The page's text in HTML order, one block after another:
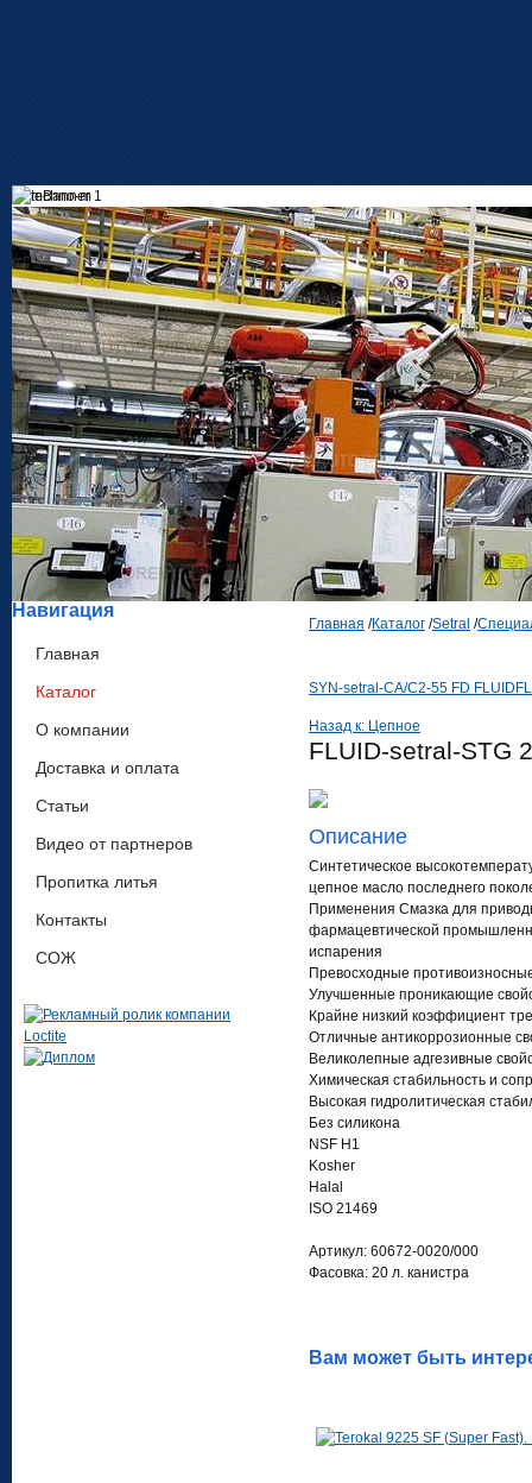
Навигация
Главная
Каталог
О компании
Доставка и оплата
Статьи
Видео от партнеров
Пропитка литья
Контакты
СОЖ
Главная /Каталог /Setral /
SYN-setral-CA/C2-55 FD FLUID
Назад к: Цепное
FLUID-setral-STG
Описание
Cинтетическое
цепное масло последнего
Применения Смазка для
фармацевтической
испарения
Превосходные
Улучшенные проникающие
Крайне низкий коэффициент
Отличные антикоррозионные
Великолепные адгезивные
Химическая стабильность и
Высокая гидролитическая
Без силикона
NSF H1
Kosher
Halal
ISO 21469
Артикул: 60672-0020/000
Фасовка: 20 л. канистра
Вам может быть